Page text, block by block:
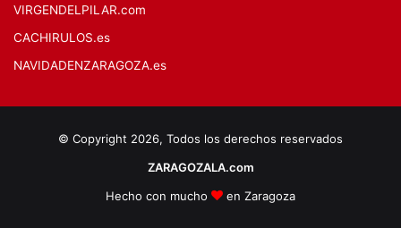
VIRGENDELPILAR.com
CACHIRULOS.es
NAVIDADENZARAGOZA.es
© Copyright 2026, Todos los derechos reservados
ZARAGOZALA.com
Hecho con mucho
en Zaragoza